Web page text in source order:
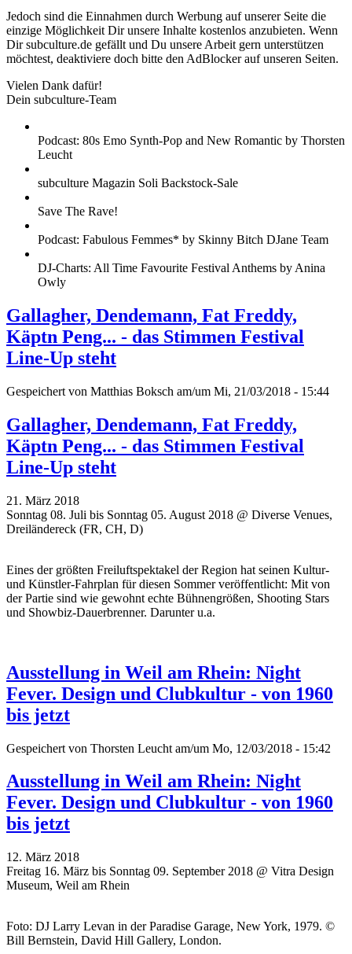
Jedoch sind die Einnahmen durch Werbung auf unserer Seite die
einzige Möglichkeit Dir unsere Inhalte kostenlos anzubieten. Wenn
Dir subculture.de gefällt und Du unsere Arbeit gern unterstützen
möchtest, deaktiviere doch bitte den AdBlocker auf unseren Seiten.
Vielen Dank dafür!
Dein subculture-Team
Podcast: 80s Emo Synth-Pop and New Romantic by Thorsten
Leucht
subculture Magazin Soli Backstock-Sale
Save The Rave!
Podcast: Fabulous Femmes* by Skinny Bitch DJane Team
DJ-Charts: All Time Favourite Festival Anthems by Anina
Owly
Gallagher, Dendemann, Fat Freddy,
Käptn Peng... - das Stimmen Festival
Line-Up steht
Gespeichert von Matthias Boksch am/um Mi, 21/03/2018 - 15:44
Gallagher, Dendemann, Fat Freddy,
Käptn Peng... - das Stimmen Festival
Line-Up steht
21. März 2018
Sonntag 08. Juli bis Sonntag 05. August 2018 @ Diverse Venues,
Dreiländereck (FR, CH, D)
Eines der größten Freiluftspektakel der Region hat seinen Kultur-
und Künstler-Fahrplan für diesen Sommer veröffentlicht: Mit von
der Partie sind wie gewohnt echte Bühnengrößen, Shooting Stars
und Showbiz-Dauerbrenner. Darunter u.a.
Ausstellung in Weil am Rhein: Night
Fever. Design und Clubkultur - von 1960
bis jetzt
Gespeichert von Thorsten Leucht am/um Mo, 12/03/2018 - 15:42
Ausstellung in Weil am Rhein: Night
Fever. Design und Clubkultur - von 1960
bis jetzt
12. März 2018
Freitag 16. März bis Sonntag 09. September 2018 @ Vitra Design
Museum, Weil am Rhein
Foto: DJ Larry Levan in der Paradise Garage, New York, 1979. ©
Bill Bernstein, David Hill Gallery, London.